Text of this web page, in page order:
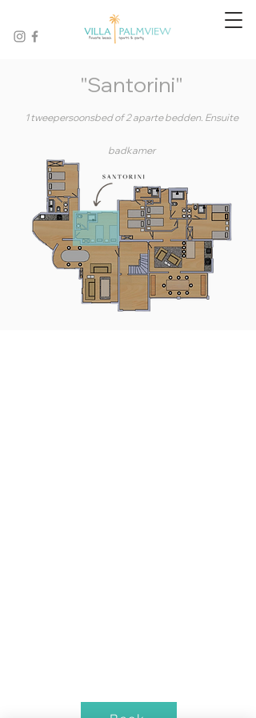
"Santorini"
1 tweepersoonsbed of 2 aparte bedden. Ensuite
badkamer